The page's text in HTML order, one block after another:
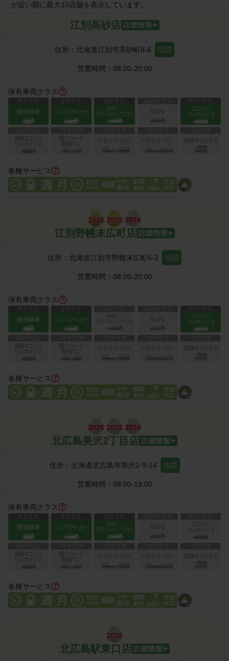
が近い順に最大10店舗を表示しています。
江別高砂店
住所： 北海道江別市高砂町8-6 地図
営業時間： 08:00-20:00
保有車両クラス
各種サービス
江別野幌末広町店
住所： 北海道江別市野幌末広町6-2 地図
営業時間： 08:00-20:00
保有車両クラス
各種サービス
北広島美沢2丁目店
住所： 北海道北広島市美沢2-9-14 地図
営業時間： 08:00-19:00
保有車両クラス
各種サービス
北広島駅東口店